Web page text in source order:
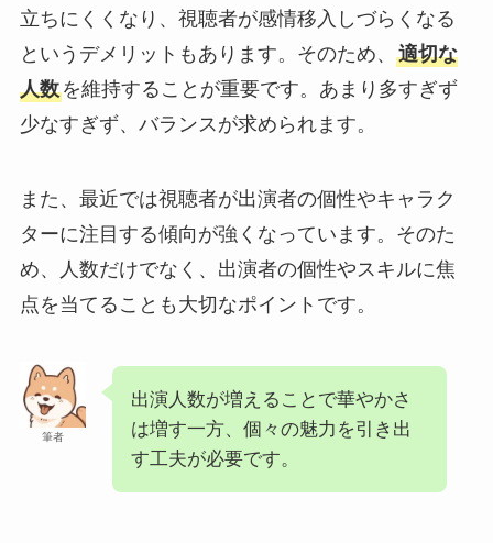
立ちにくくなり、視聴者が感情移入しづらくなる
というデメリットもあります。そのため、 適切な
人数を維持することが重要です。あまり多すぎず
少なすぎず、バランスが求められます。
また、最近では視聴者が出演者の個性やキャラク
ターに注目する傾向が強くなっています。そのた
め、人数だけでなく、出演者の個性やスキルに焦
点を当てることも大切なポイントです。
筆者
出演人数が増えることで華やかさ
は増す一方、個々の魅力を引き出
す工夫が必要です。